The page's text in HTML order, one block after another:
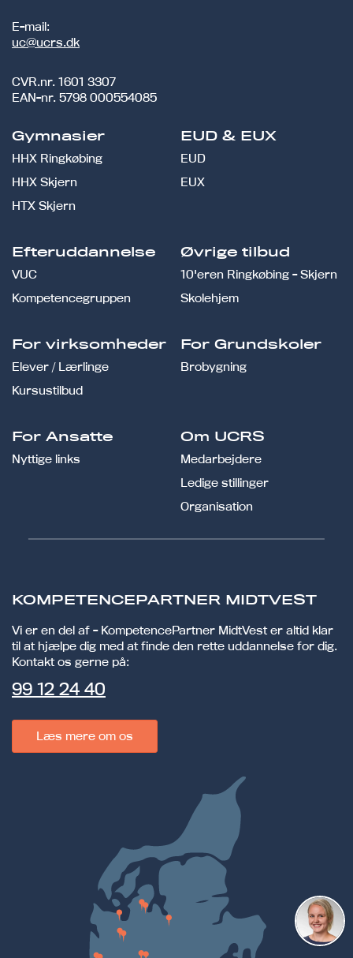
E-mail:
uc@ucrs.dk
CVR.nr. 1601 3307
EAN-nr. 5798 000554085
Gymnasier
HHX Ringkøbing
HHX Skjern
HTX Skjern
EUD & EUX
EUD
EUX
Efteruddannelse
VUC
Kompetencegruppen
Øvrige tilbud
10'eren Ringkøbing - Skjern
Skolehjem
For virksomheder
Elever / Lærlinge
Kursustilbud
For Grundskoler
Brobygning
For Ansatte
Nyttige links
Om UCRS
Medarbejdere
Ledige stillinger
Organisation
KOMPETENCEPARTNER MIDTVEST
Vi er en del af - KompetencePartner MidtVest er altid klar
til at hjælpe dig med at finde den rette uddannelse for dig.
Kontakt os gerne på:
99 12 24 40
Læs mere om os